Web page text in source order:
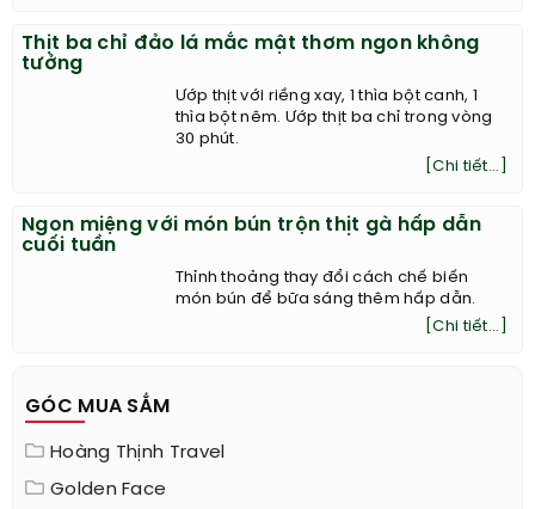
Thịt ba chỉ đảo lá mắc mật thơm ngon không
tưởng
Ướp thịt với riềng xay, 1 thìa bột canh, 1
thìa bột nêm. Ướp thịt ba chỉ trong vòng
30 phút.
[Chi tiết...]
Ngon miệng với món bún trộn thịt gà hấp dẫn
cuối tuần
Thỉnh thoảng thay đổi cách chế biến
món bún để bữa sáng thêm hấp dẫn.
[Chi tiết...]
GÓC MUA SẮM
Hoàng Thịnh Travel
Golden Face